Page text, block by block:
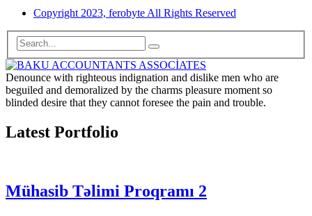
Copyright 2023, ferobyte All Rights Reserved
Denounce with righteous indignation and dislike men who are
beguiled and demoralized by the charms pleasure moment so
blinded desire that they cannot foresee the pain and trouble.
Latest Portfolio
Mühasib Təlimi Proqramı 2